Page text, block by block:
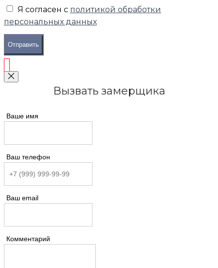
Я согласен с политикой обработки
персональных данных
Отправить
Вызвать замерщика
Ваше имя
Ваш телефон
Ваш email
Комментарий